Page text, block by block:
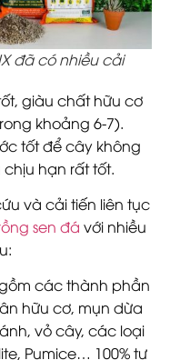
đã có nhiều cải
giàu chất hữu cơ
khoảng 6-7).
tốt để cây không
hạn rất tốt.
và cải tiến liên tục
sen đá với nhiều
các thành phần
hữu cơ, mụn dừa
vỏ cây, các loại
Pumice… 100% tự